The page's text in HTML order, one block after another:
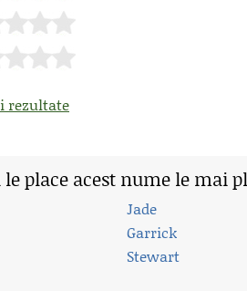
rezultate
le place acest nume le mai
Jade
Garrick
Stewart